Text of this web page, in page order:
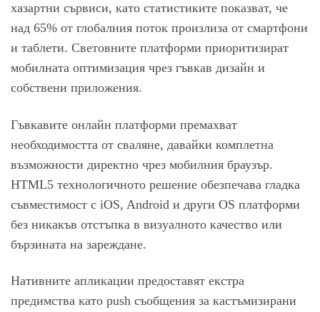
хазартни сървиси, като статистиките показват, че
над 65% от глобалния поток произлиза от смартфони
и таблети. Световните платформи приоритизират
мобилната оптимизация чрез гъвкав дизайн и
собствени приложения.
Гъвкавите онлайн платформи премахват
необходимостта от сваляне, давайки комплетна
възможности директно чрез мобилния браузър.
HTML5 технологичното решение обезпечава гладка
съвместимост с iOS, Android и други OS платформи
без никакъв отстъпка в визуалното качество или
бързината на зареждане.
Нативните апликации предоставят екстра
предимства като push съобщения за кастъмизирани